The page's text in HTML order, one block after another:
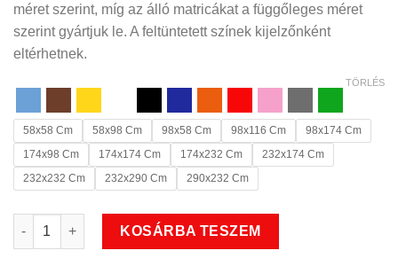
méret szerint, míg az álló matricákat a függőleges méret
szerint gyártjuk le. A feltüntetett színek kijelzőnként
eltérhetnek.
58x58 Cm 58x98 Cm 98x58 Cm 98x116 Cm
98x174 Cm
174x98 Cm
174x174 Cm 174x232 Cm
232x174 Cm
232x232 Cm
232x290 Cm 290x232 Cm
TÖRLÉS
Hercegnő feliratos babaszoba falmatrica 10 mennyiség
KOSÁRBA TESZEM